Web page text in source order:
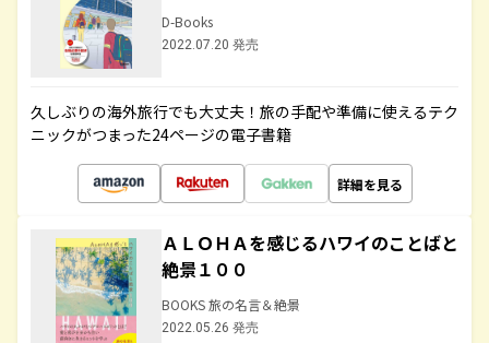
D-Books
2022.07.20 発売
久しぶりの海外旅行でも大丈夫！旅の手配や準備に使えるテク
ニックがつまった24ページの電子書籍
詳細を見る
ＡＬＯＨＡを感じるハワイのことばと
絶景１００
BOOKS 旅の名言＆絶景
2022.05.26 発売